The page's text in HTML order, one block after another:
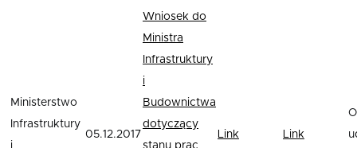
Ministerstwo
Infrastruktury
i
05.12.2017
Wniosek do
Ministra
Infrastruktury
i
Budownictwa
dotyczący
stanu prac
Link Link